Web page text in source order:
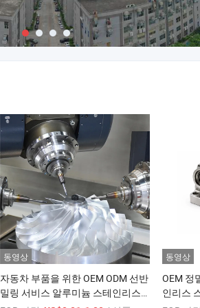
동영상
자동차 부품을 위한 OEM ODM 선반
밀링 서비스 알루미늄 스테인리스
동영상
OEM 정
인리스